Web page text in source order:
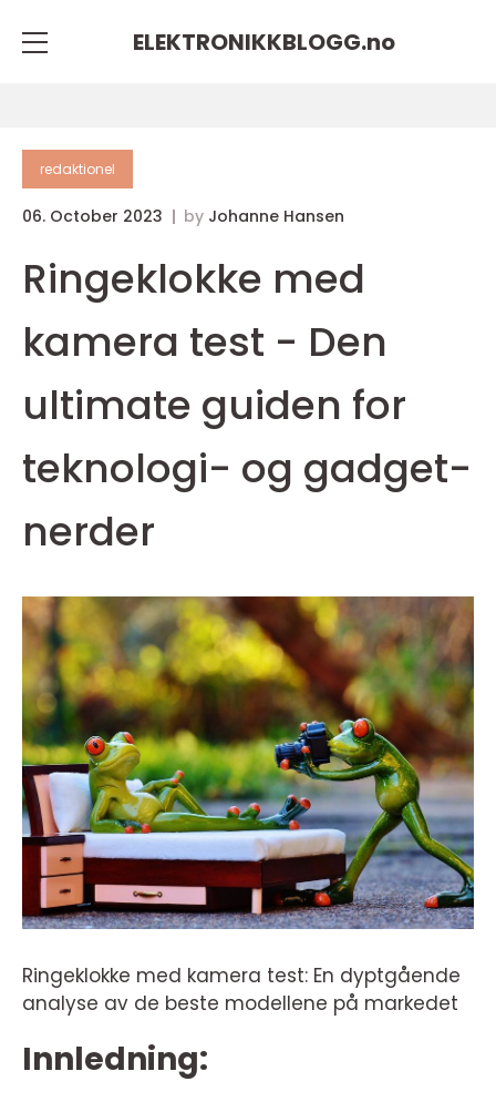
ELEKTRONIKKBLOGG.no
redaktionel
06. October 2023 by Johanne Hansen
Ringeklokke med
kamera test - Den
ultimate guiden for
teknologi- og gadget-
nerder
Ringeklokke med kamera test: En dyptgående
analyse av de beste modellene på markedet
Innledning: